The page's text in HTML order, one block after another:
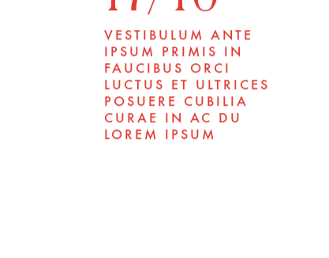
VESTIBULUM ANTE
IPSUM PRIMIS IN
FAUCIBUS ORCI
LUCTUS ET ULTRICES
POSUERE CUBILIA
CURAE IN AC DU
LOREM IPSUM